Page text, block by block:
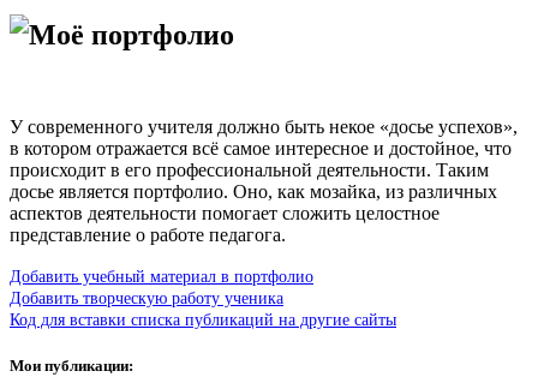
Моё портфолио
У современного учителя должно быть некое «досье успехов»,
в котором отражается всё самое интересное и достойное, что
происходит в его профессиональной деятельности. Таким
досье является портфолио. Оно, как мозайка, из различных
аспектов деятельности помогает сложить целостное
представление о работе педагога.
Добавить учебный материал в портфолио
Добавить творческую работу ученика
Код для вставки списка публикаций на другие сайты
Мои публикации: